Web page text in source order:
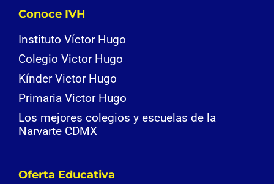
Conoce IVH
Instituto Víctor Hugo
Colegio Victor Hugo
Kínder Victor Hugo
Primaria Victor Hugo
Los mejores colegios y escuelas de la
Narvarte CDMX
Oferta Educativa